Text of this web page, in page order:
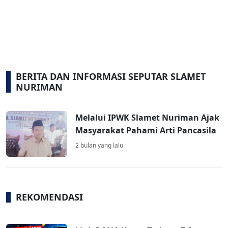
BERITA DAN INFORMASI SEPUTAR SLAMET
NURIMAN
Melalui IPWK Slamet Nuriman Ajak
Masyarakat Pahami Arti Pancasila
2 bulan yang lalu
REKOMENDASI